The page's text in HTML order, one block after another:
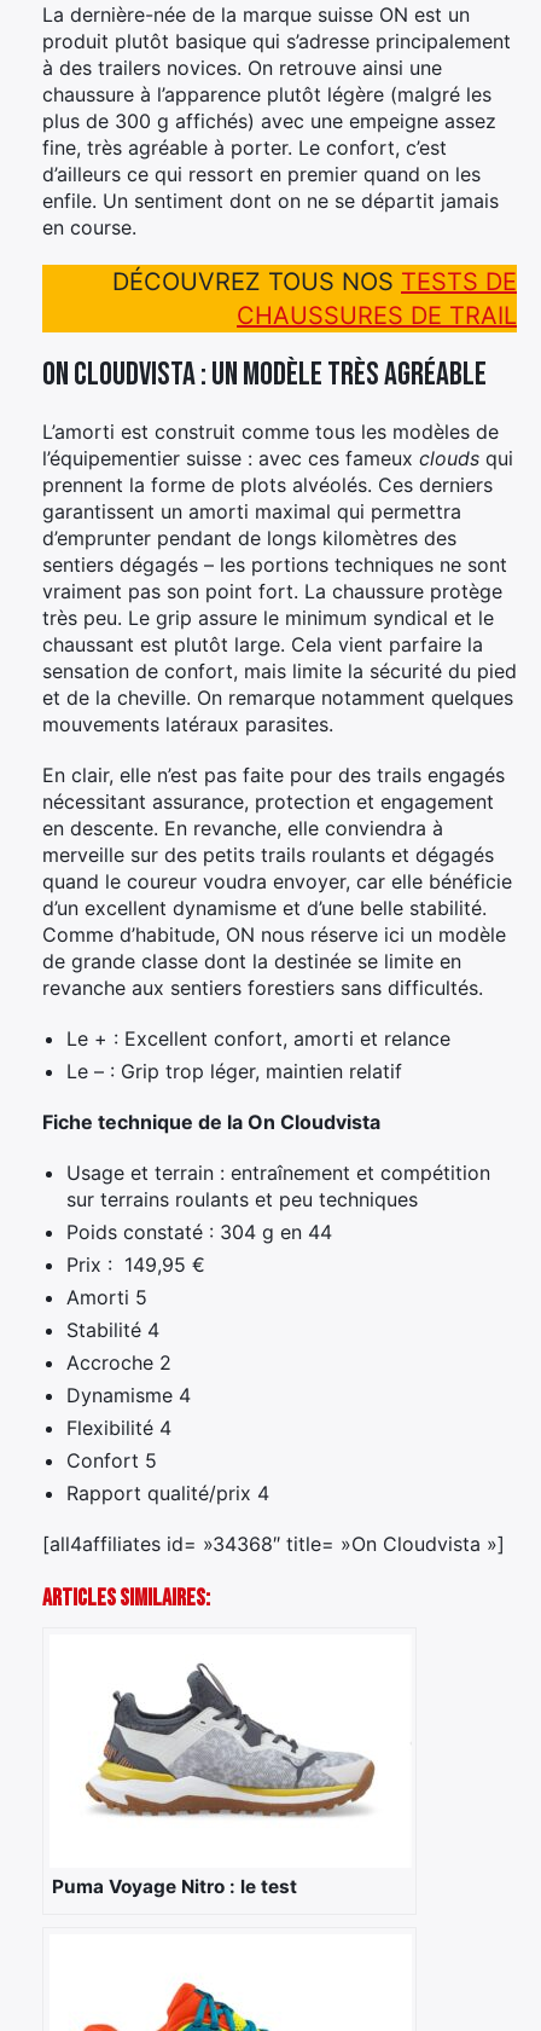
La dernière-née de la marque suisse ON est un
produit plutôt basique qui s’adresse principalement
à des trailers novices. On retrouve ainsi une
chaussure à l’apparence plutôt légère (malgré les
plus de 300 g affichés) avec une empeigne assez
fine, très agréable à porter. Le confort, c’est
d’ailleurs ce qui ressort en premier quand on les
enfile. Un sentiment dont on ne se départit jamais
en course.
DÉCOUVREZ TOUS NOS TESTS DE
CHAUSSURES DE TRAIL
On Cloudvista : un modèle très agréable
L’amorti est construit comme tous les modèles de
l’équipementier suisse : avec ces fameux clouds qui
prennent la forme de plots alvéolés. Ces derniers
garantissent un amorti maximal qui permettra
d’emprunter pendant de longs kilomètres des
sentiers dégagés – les portions techniques ne sont
vraiment pas son point fort. La chaussure protège
très peu. Le grip assure le minimum syndical et le
chaussant est plutôt large. Cela vient parfaire la
sensation de confort, mais limite la sécurité du pied
et de la cheville. On remarque notamment quelques
mouvements latéraux parasites.
En clair, elle n’est pas faite pour des trails engagés
nécessitant assurance, protection et engagement
en descente. En revanche, elle conviendra à
merveille sur des petits trails roulants et dégagés
quand le coureur voudra envoyer, car elle bénéficie
d’un excellent dynamisme et d’une belle stabilité.
Comme d’habitude, ON nous réserve ici un modèle
de grande classe dont la destinée se limite en
revanche aux sentiers forestiers sans difficultés.
Le + : Excellent confort, amorti et relance
Le – : Grip trop léger, maintien relatif
Fiche technique de la On Cloudvista
Usage et terrain : entraînement et compétition
sur terrains roulants et peu techniques
Poids constaté : 304 g en 44
Prix : 149,95 €
Amorti 5
Stabilité 4
Accroche 2
Dynamisme 4
Flexibilité 4
Confort 5
Rapport qualité/prix 4
[all4affiliates id= »34368″ title= »On Cloudvista »]
Articles Similaires:
Puma Voyage Nitro : le test